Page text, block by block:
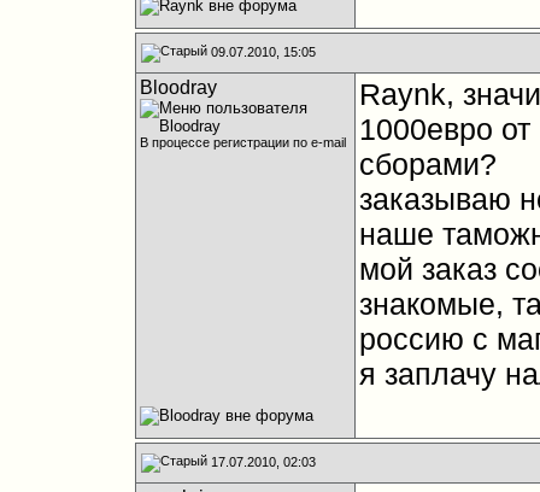
09.07.2010, 15:05
Bloodray
В процессе регистрации по e-mail
Raynk,
1000евро
сборами?
заказываю
наше
мой заказ
знакомые,
россию с
я заплачу
17.07.2010, 02:03